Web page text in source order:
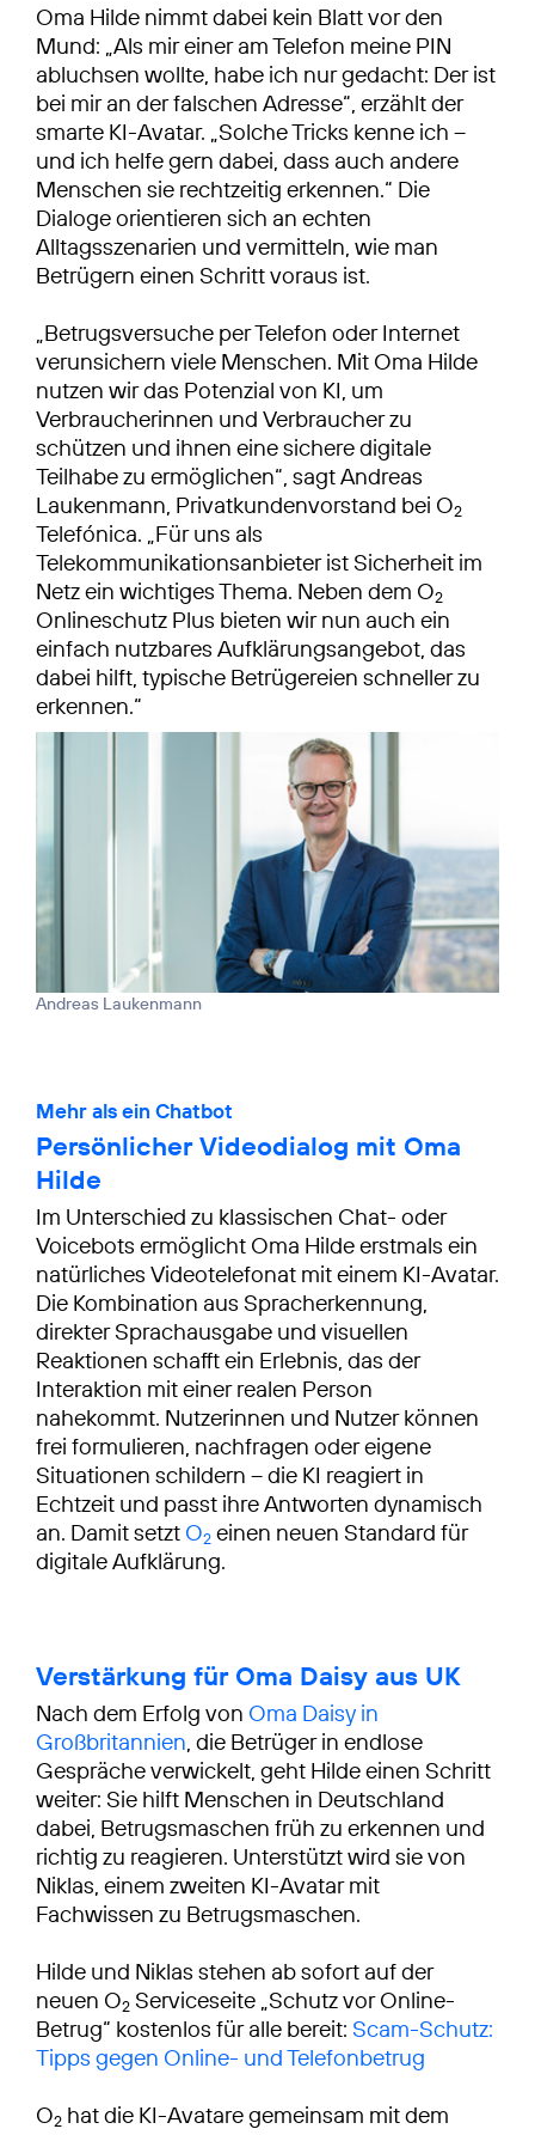
Oma Hilde nimmt dabei kein Blatt vor den
Mund: „Als mir einer am Telefon meine PIN
abluchsen wollte, habe ich nur gedacht: Der ist
bei mir an der falschen Adresse“, erzählt der
smarte KI-Avatar. „Solche Tricks kenne ich –
und ich helfe gern dabei, dass auch andere
Menschen sie rechtzeitig erkennen.“ Die
Dialoge orientieren sich an echten
Alltagsszenarien und vermitteln, wie man
Betrügern einen Schritt voraus ist.
„Betrugsversuche per Telefon oder Internet
verunsichern viele Menschen. Mit Oma Hilde
nutzen wir das Potenzial von KI, um
Verbraucherinnen und Verbraucher zu
schützen und ihnen eine sichere digitale
Teilhabe zu ermöglichen“, sagt Andreas
Laukenmann, Privatkundenvorstand bei O2
Telefónica. „Für uns als
Telekommunikationsanbieter ist Sicherheit im
Netz ein wichtiges Thema. Neben dem O2
Onlineschutz Plus bieten wir nun auch ein
einfach nutzbares Aufklärungsangebot, das
dabei hilft, typische Betrügereien schneller zu
erkennen.“
Andreas Laukenmann
Mehr als ein Chatbot
Persönlicher Videodialog mit Oma
Hilde
Im Unterschied zu klassischen Chat- oder
Voicebots ermöglicht Oma Hilde erstmals ein
natürliches Videotelefonat mit einem KI-Avatar.
Die Kombination aus Spracherkennung,
direkter Sprachausgabe und visuellen
Reaktionen schafft ein Erlebnis, das der
Interaktion mit einer realen Person
nahekommt. Nutzerinnen und Nutzer können
frei formulieren, nachfragen oder eigene
Situationen schildern – die KI reagiert in
Echtzeit und passt ihre Antworten dynamisch
an. Damit setzt O2 einen neuen Standard für
digitale Aufklärung.
Verstärkung für Oma Daisy aus UK
Nach dem Erfolg von Oma Daisy in
Großbritannien, die Betrüger in endlose
Gespräche verwickelt, geht Hilde einen Schritt
weiter: Sie hilft Menschen in Deutschland
dabei, Betrugsmaschen früh zu erkennen und
richtig zu reagieren. Unterstützt wird sie von
Niklas, einem zweiten KI-Avatar mit
Fachwissen zu Betrugsmaschen.
Hilde und Niklas stehen ab sofort auf der
neuen O2 Serviceseite „Schutz vor Online-
Betrug“ kostenlos für alle bereit: Scam-Schutz:
Tipps gegen Online- und Telefonbetrug
O2 hat die KI-Avatare gemeinsam mit dem